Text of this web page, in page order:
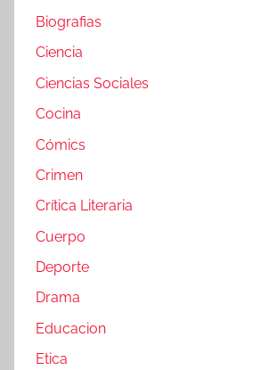
Biografias
Ciencia
Ciencias Sociales
Cocina
Cómics
Crimen
Crítica Literaria
Cuerpo
Deporte
Drama
Educacion
Etica